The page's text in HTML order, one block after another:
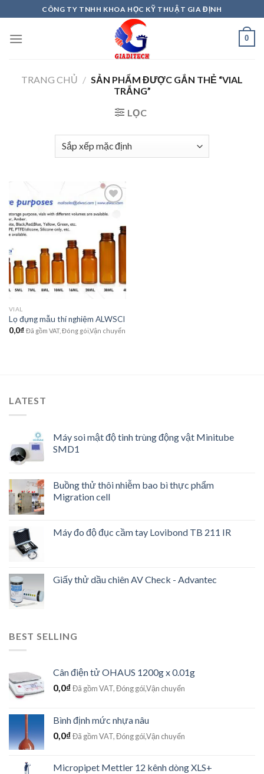
to
content
CÔNG TY TNHH KHOA HỌC KỸ THUẬT GIA ĐỊNH
0
TRANG CHỦ / SẢN PHẨM ĐƯỢC GẮN THẺ “VIAL
TRẮNG”
LỌC
Add to
wishlist
VIAL
Lọ đựng mẫu thí nghiệm ALWSCI
0,0₫ Đã gồm VAT, Đóng gói,Vận chuyển
LATEST
Máy soi mật độ tinh trùng động vật Minitube
SMD1
Buồng thử thôi nhiễm bao bì thực phẩm
Migration cell
Máy đo độ đục cầm tay Lovibond TB 211 IR
Giấy thử dầu chiên AV Check - Advantec
BEST SELLING
Cân điện tử OHAUS 1200g x 0.01g
0,0₫Đã gồm VAT, Đóng gói,Vận chuyển
Bình định mức nhựa nâu
0,0₫Đã gồm VAT, Đóng gói,Vận chuyển
Micropipet Mettler 12 kênh dòng XLS+